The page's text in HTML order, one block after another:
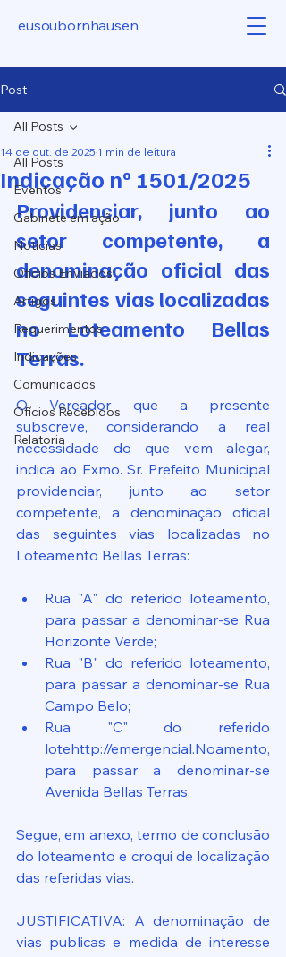
eusoubornhausen
Post
All Posts
Eventos
Gabinete em ação
Notícias
Ofícios Enviados
Artigos
Requerimentos
Indicações
Comunicados
Ofícios Recebidos
Relatoria
All Posts
Indicação nº 1501/2025
14 de out. de 2025 1 min de leitura
Providenciar, junto ao
setor competente, a
denominação oficial das
seguintes vias localizadas
no Loteamento Bellas
Terras.
O Vereador que a presente
subscreve, considerando a real
necessidade do que vem alegar,
indica ao Exmo. Sr. Prefeito Municipal
providenciar, junto ao setor
competente, a denominação oficial
das seguintes vias localizadas no
Loteamento Bellas Terras:
Rua "A" do referido loteamento,
para passar a denominar-se Rua
Horizonte Verde;
Rua "B" do referido loteamento,
para passar a denominar-se Rua
Campo Belo;
Rua "C" do referido
lotehttp://emergencial.Noamento,
para passar a denominar-se
Avenida Bellas Terras.
Segue, em anexo, termo de conclusão
do loteamento e croqui de localização
das referidas vias.
JUSTIFICATIVA: A denominação de
vias publicas e medida de interesse